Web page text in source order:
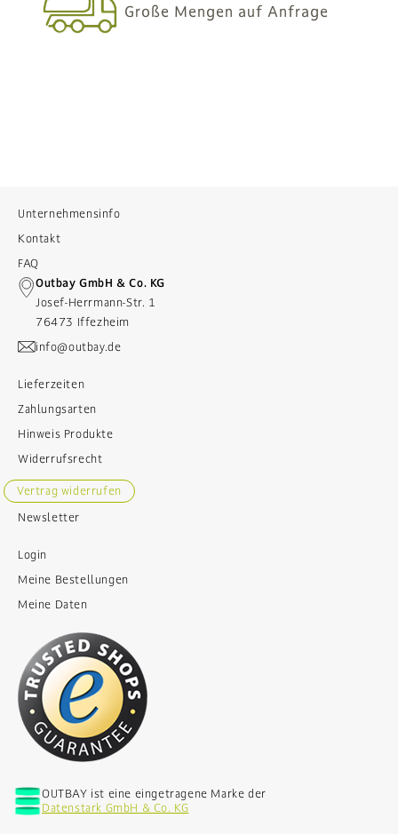
Große Mengen auf Anfrage
Unternehmensinfo
Kontakt
FAQ
Outbay GmbH & Co. KG
Josef-Herrmann-Str. 1
76473 Iffezheim
info@outbay.de
Lieferzeiten
Zahlungsarten
Hinweis Produkte
Widerrufsrecht
Vertrag widerrufen
Newsletter
Login
Meine Bestellungen
Meine Daten
OUTBAY ist eine eingetragene Marke der
Datenstark GmbH & Co. KG